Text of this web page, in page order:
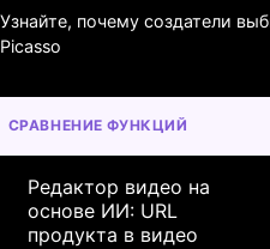
Узнайте, почему создатели
Picasso
СРАВНЕНИЕ ФУНКЦИЙ
Редактор видео на
основе ИИ: URL
продукта в видео